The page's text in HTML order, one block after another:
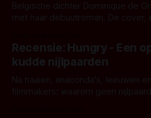
Belgische dichter Dominique de
met haar debuutroman. De cover,
achtergrond, belooft iets kleurrijks
iets ongrijpbaars. En dat maakt
waar.
Recensie: Hungry - Een
kudde nijlpaarden
Na haaien, anaconda's, leeuwen
filmmakers: waarom geen